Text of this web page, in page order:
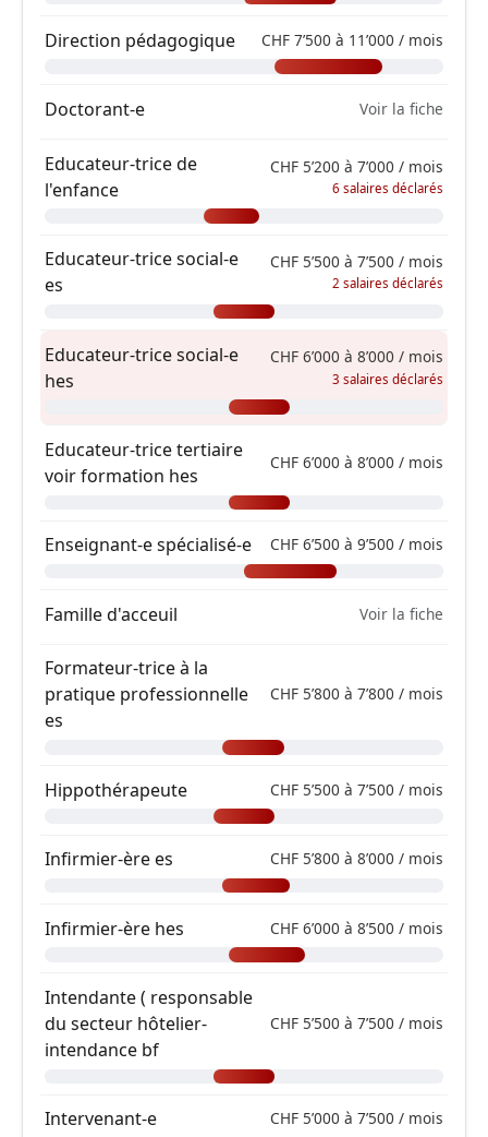
Direction pédagogique CHF 7’500 à 11’000 / mois
Doctorant-e Voir la fiche
Educateur-trice de
l'enfance
CHF 5’200 à 7’000 / mois
6 salaires déclarés
Educateur-trice social-e
es
CHF 5’500 à 7’500 / mois
2 salaires déclarés
Educateur-trice social-e
hes
CHF 6’000 à 8’000 / mois
3 salaires déclarés
Educateur-trice tertiaire
voir formation hes
CHF 6’000 à 8’000 / mois
Enseignant-e spécialisé-e CHF 6’500 à 9’500 / mois
Famille d'acceuil Voir la fiche
Formateur-trice à la
pratique professionnelle
es
CHF 5’800 à 7’800 / mois
Hippothérapeute CHF 5’500 à 7’500 / mois
Infirmier-ère es CHF 5’800 à 8’000 / mois
Infirmier-ère hes CHF 6’000 à 8’500 / mois
Intendante ( responsable
du secteur hôtelier-
intendance bf
CHF 5’500 à 7’500 / mois
Intervenant-e CHF 5’000 à 7’500 / mois